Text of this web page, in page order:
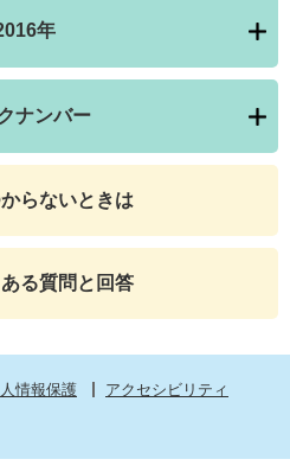
年
ナンバー
らないときは
る質問と回答
情報保護
アクセシビリティ